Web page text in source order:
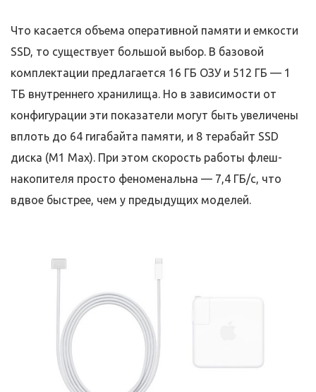
Что касается объема оперативной памяти и емкости
SSD, то существует большой выбор. В базовой
комплектации предлагается 16 ГБ ОЗУ и 512 ГБ — 1
ТБ внутреннего хранилища. Но в зависимости от
конфигурации эти показатели могут быть увеличены
вплоть до 64 гигабайта памяти, и 8 терабайт SSD
диска (M1 Max). При этом скорость работы флеш-
накопителя просто феноменальна — 7,4 ГБ/с, что
вдвое быстрее, чем у предыдущих моделей.